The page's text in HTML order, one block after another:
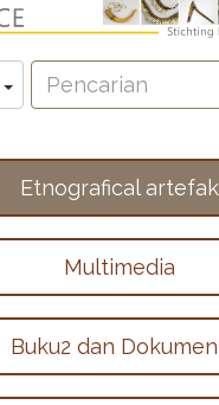
Toggle Dropdown
Pencarian
Etnografical artefak
Multimedia
Buku2 dan